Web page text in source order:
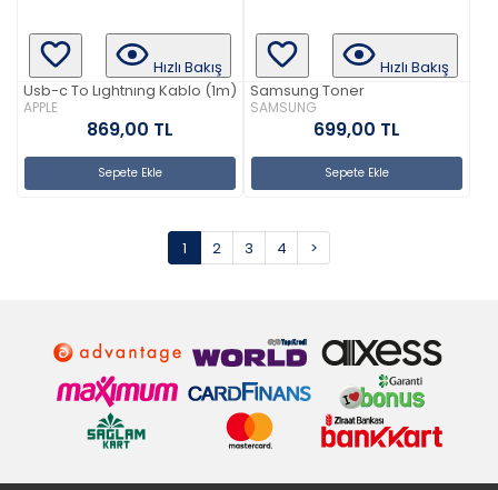
Hızlı Bakış
Usb-c To Lıghtnıng Kablo (1m)
APPLE
869,00 TL
Sepete Ekle
Hızlı Bakış
Samsung Toner
SAMSUNG
699,00 TL
Sepete Ekle
1 2 3 4 >